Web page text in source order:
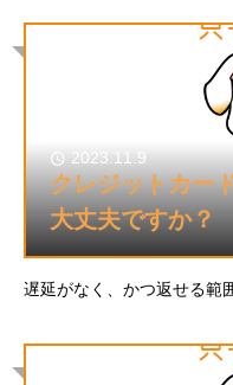
2023.11.9
クレジットカー
大丈夫ですか？
遅延がなく、かつ返せる範